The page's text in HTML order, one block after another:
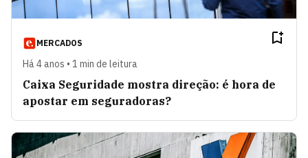
MERCADOS
Há 4 anos • 1 min de leitura
Caixa Seguridade mostra direção: é hora de
apostar em seguradoras?